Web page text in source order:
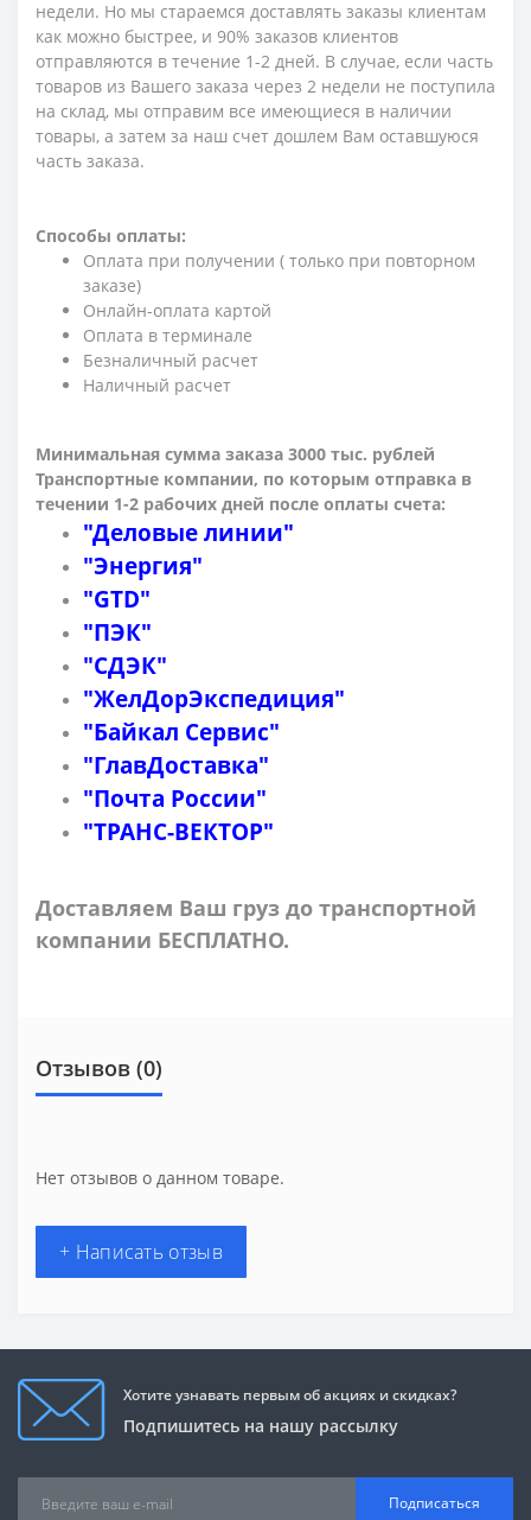
недели. Но мы стараемся доставлять заказы клиентам
как можно быстрее, и 90% заказов клиентов
отправляются в течение 1-2 дней. В случае, если часть
товаров из Вашего заказа через 2 недели не поступила
на склад, мы отправим все имеющиеся в наличии
товары, а затем за наш счет дошлем Вам оставшуюся
часть заказа.
Способы оплаты:
Оплата при получении ( только при повторном
заказе)
Онлайн-оплата картой
Оплата в терминале
Безналичный расчет
Наличный расчет
Минимальная сумма заказа 3000 тыс. рублей
Транспортные компании, по которым отправка в
течении 1-2 рабочих дней после оплаты счета:
"Деловые линии"
"Энергия"
"GTD"
"ПЭК"
"СДЭК"
"ЖелДорЭкспедиция"
"Байкал Сервис"
"ГлавДоставка"
"Почта России"
"ТРАНС-ВЕКТОР"
Доставляем Ваш груз до транспортной
компании БЕСПЛАТНО.
Отзывов (0)
Нет отзывов о данном товаре.
+ Написать отзыв
Хотите узнавать первым об акциях и скидках?
Подпишитесь на нашу рассылку
Подписаться